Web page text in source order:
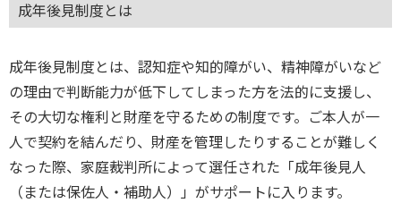
成年後見制度とは
成年後見制度とは、認知症や知的障がい、精神障がいなど
の理由で判断能力が低下してしまった方を法的に支援し、
その大切な権利と財産を守るための制度です。ご本人が一
人で契約を結んだり、財産を管理したりすることが難しく
なった際、家庭裁判所によって選任された「成年後見人
（または保佐人・補助人）」がサポートに入ります。